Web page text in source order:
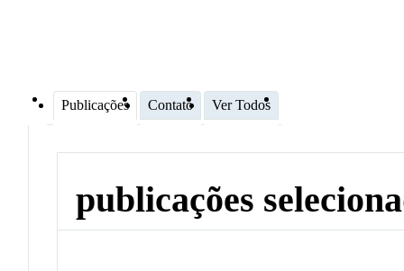
Publicações Contato Ver Todos
publicações